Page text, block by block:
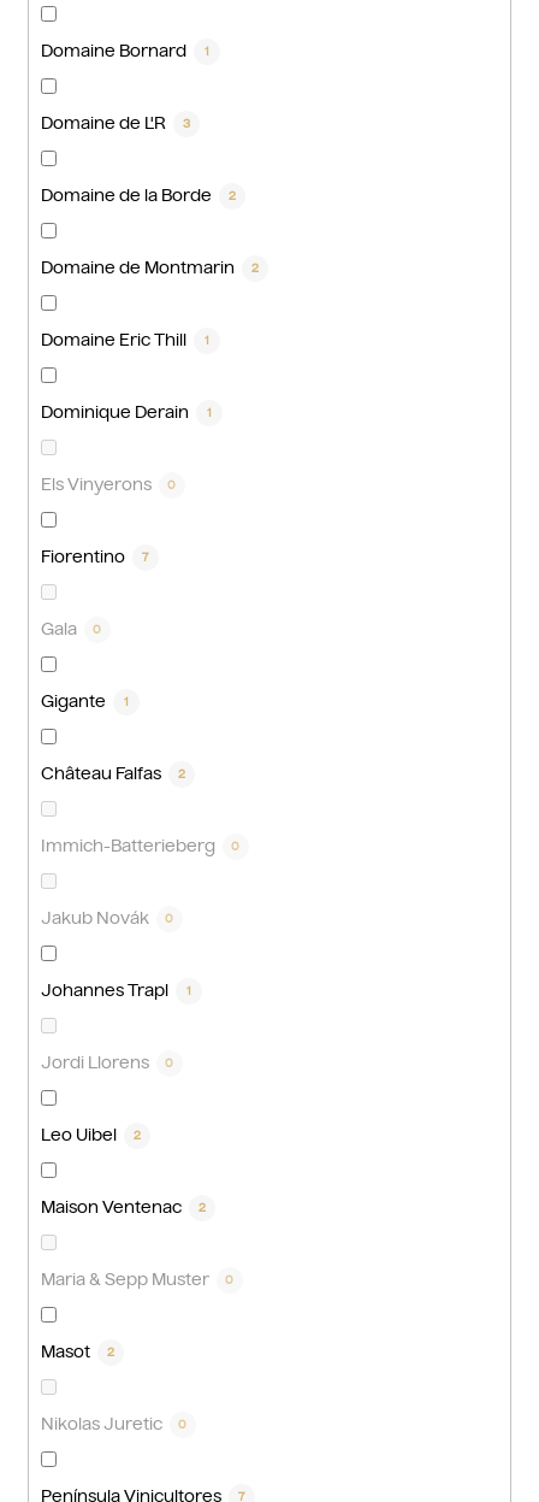
Domaine Bornard 1
Domaine de L'R 3
Domaine de la Borde 2
Domaine de Montmarin 2
Domaine Eric Thill 1
Dominique Derain 1
Els Vinyerons 0
Fiorentino 7
Gala 0
Gigante 1
Château Falfas 2
Immich-Batterieberg 0
Jakub Novák 0
Johannes Trapl 1
Jordi Llorens 0
Leo Uibel 2
Maison Ventenac 2
Maria & Sepp Muster 0
Masot 2
Nikolas Juretic 0
Península Vinicultores 7